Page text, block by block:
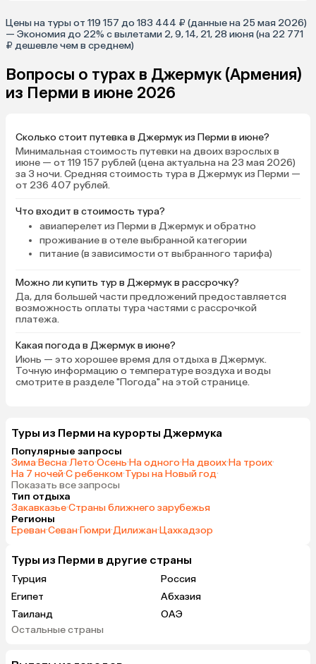
Цены на туры от 119 157 до 183 444 ₽ (данные на 25 мая 2026)
— Экономия до 22% с вылетами 2, 9, 14, 21, 28 июня (на 22 771
₽ дешевле чем в среднем)
Вопросы о турах в Джермук (Армения)
из Перми в июне 2026
Сколько стоит путевка в Джермук из Перми в июне?
Минимальная стоимость путевки на двоих взрослых в
июне — от 119 157 рублей (цена актуальна на 23 мая 2026)
за 3 ночи. Средняя стоимость тура в Джермук из Перми —
от 236 407 рублей.
Что входит в стоимость тура?
авиаперелет из Перми в Джермук и обратно
проживание в отеле выбранной категории
питание (в зависимости от выбранного тарифа)
Можно ли купить тур в Джермук в рассрочку?
Да, для большей части предложений предоставляется
возможность оплаты тура частями с рассрочкой
платежа.
Какая погода в Джермук в июне?
Июнь — это хорошее время для отдыха в Джермук.
Точную информацию о температуре воздуха и воды
смотрите в разделе "Погода" на этой странице.
Туры из Перми на курорты Джермука
Популярные запросы
Зима·Весна·Лето·Осень·На одного·На двоих·На троих·
На 7 ночей·С ребенком·Туры на Новый год·
Показать все запросы
Тип отдыха
Закавказье·Страны ближнего зарубежья
Регионы
Ереван·Севан·Гюмри·Дилижан·Цахкадзор
Туры из Перми в другие страны
Турция
Россия
Египет
Абхазия
Таиланд
ОАЭ
Гонконг
Остальные страны